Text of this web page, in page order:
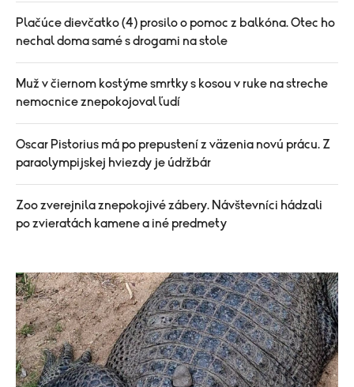
Plačúce dievčatko (4) prosilo o pomoc z balkóna. Otec ho
nechal doma samé s drogami na stole
Muž v čiernom kostýme smrtky s kosou v ruke na streche
nemocnice znepokojoval ľudí
Oscar Pistorius má po prepustení z väzenia novú prácu. Z
paraolympijskej hviezdy je údržbár
Zoo zverejnila znepokojivé zábery. Návštevníci hádzali
po zvieratách kamene a iné predmety